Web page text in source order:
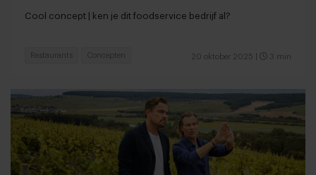
Cool concept | ken je dit foodservice bedrijf al?
20 oktober 2025 3 min
Restaurants Concepten